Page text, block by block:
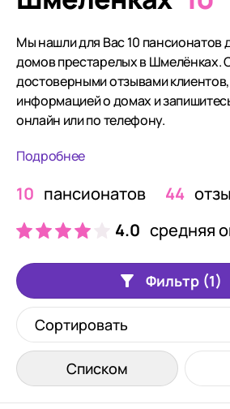
Мы нашли для Вас 10 пансионатов
домов престарелых в Шмелёнках.
достоверными отзывами
информацией о домах и
онлайн или по телефону.
Подробнее
10 пансионатов 44
4.0 средняя
Фильтр (1)
Сортировать
Списком